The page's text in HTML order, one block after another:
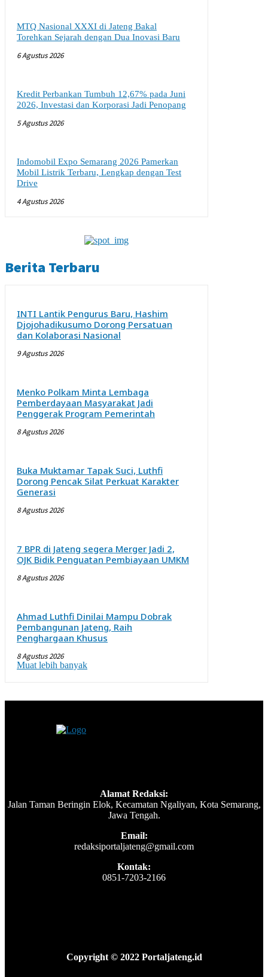
MTQ Nasional XXXI di Jateng Bakal
Torehkan Sejarah dengan Dua Inovasi Baru
6 Agustus 2026
Kredit Perbankan Tumbuh 12,67% pada Juni
2026, Investasi dan Korporasi Jadi Penopang
5 Agustus 2026
Indomobil Expo Semarang 2026 Pamerkan
Mobil Listrik Terbaru, Lengkap dengan Test
Drive
4 Agustus 2026
Berita Terbaru
INTI Lantik Pengurus Baru, Hashim
Djojohadikusumo Dorong Persatuan
dan Kolaborasi Nasional
9 Agustus 2026
Menko Polkam Minta Lembaga
Pemberdayaan Masyarakat Jadi
Penggerak Program Pemerintah
8 Agustus 2026
Buka Muktamar Tapak Suci, Luthfi
Dorong Pencak Silat Perkuat Karakter
Generasi
8 Agustus 2026
7 BPR di Jateng segera Merger Jadi 2,
OJK Bidik Penguatan Pembiayaan UMKM
8 Agustus 2026
Ahmad Luthfi Dinilai Mampu Dobrak
Pembangunan Jateng, Raih
Penghargaan Khusus
8 Agustus 2026
Muat lebih banyak
Alamat Redaksi:
Jalan Taman Beringin Elok, Kecamatan Ngaliyan, Kota Semarang,
Jawa Tengah.
Email:
redaksiportaljateng@gmail.com
Kontak:
0851-7203-2166
Copyright © 2022 Portaljateng.id